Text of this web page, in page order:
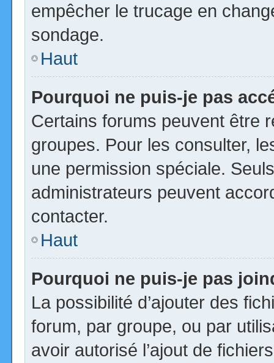
empêcher le trucage en
sondage.
Haut
Pourquoi ne puis-je pas
Certains forums peuvent être
groupes. Pour les consulter,
une permission spéciale.
administrateurs peuvent
contacter.
Haut
Pourquoi ne puis-je pas
La possibilité d’ajouter des
forum, par groupe, ou par
avoir autorisé l’ajout de